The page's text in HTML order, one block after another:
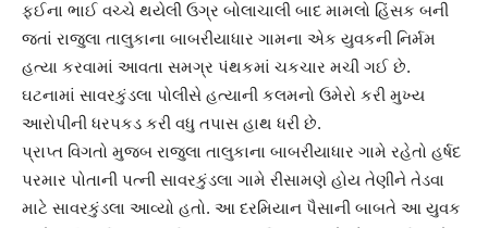
ફઈના ભાઈ વચ્ચે થયેલી ઉગ્ર બોલાચાલી બાદ મામલો હિંસક બની
જતાં રાજુલા તાલુકાના બાબરીયાધાર ગામના એક યુવકની નિર્મમ
હત્યા કરવામાં આવતા સમગ્ર પંથકમાં ચકચાર મચી ગઈ છે.
ઘટનામાં સાવરકુંડલા પોલીસે હત્યાની કલમનો ઉમેરો કરી મુખ્ય
આરોપીની ધરપકડ કરી વધુ તપાસ હાથ ધરી છે.
પ્રાપ્ત વિગતો મુજબ રાજુલા તાલુકાના બાબરીયાધાર ગામે રહેતો હર્ષદ
પરમાર પોતાની પત્ની સાવરકુંડલા ગામે રીસામણે હોય તેણીને તેડવા
માટે સાવરકુંડલા આવ્યો હતો. આ દરમિયાન પૈસાની બાબતે આ યુવક